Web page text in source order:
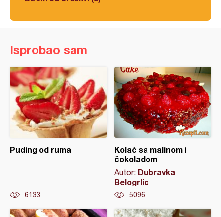
Isprobao sam
Puding od ruma
6133
Kolač sa malinom i
čokoladom
Autor: Dubravka
Belogrlic
5096